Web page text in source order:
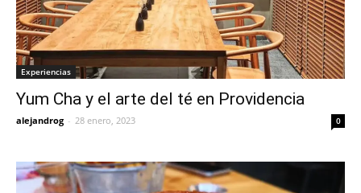
Experiencias
Yum Cha y el arte del té en Providencia
alejandrog - 28 enero, 2023 0